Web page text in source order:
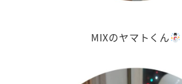
MIXのヤマトくん